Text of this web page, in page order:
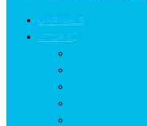
UNRIVALS
ISTORIE